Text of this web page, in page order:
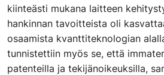
kiinteästi mukana laitteen
hankinnan tavoitteista oli
osaamista kvanttiteknologian
tunnistettiin myös se, että
patenteilla ja tekijänoikeuksilla,